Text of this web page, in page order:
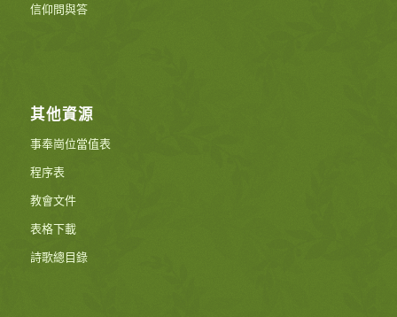
信仰問與答
其他資源
事奉崗位當值表
程序表
教會文件
表格下載
詩歌總目錄